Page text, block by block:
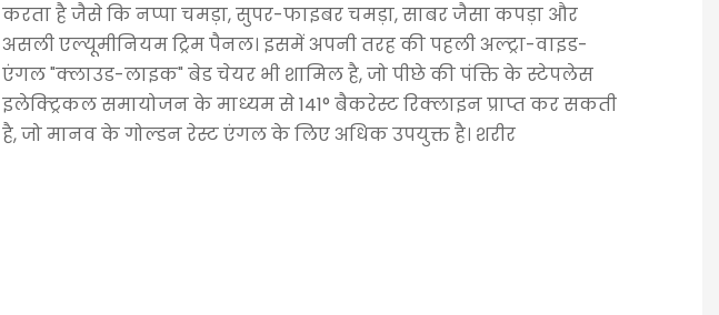
करता है जैसे कि नप्पा चमड़ा, सुपर-फाइबर चमड़ा, साबर जैसा कपड़ा और
असली एल्यूमीनियम ट्रिम पैनल। इसमें अपनी तरह की पहली अल्ट्रा-वाइड-
एंगल "क्लाउड-लाइक" बेड चेयर भी शामिल है, जो पीछे की पंक्ति के स्टेपलेस
इलेक्ट्रिकल समायोजन के माध्यम से 141° बैकरेस्ट रिक्लाइन प्राप्त कर सकती
है, जो मानव के गोल्डन रेस्ट एंगल के लिए अधिक उपयुक्त है। शरीर